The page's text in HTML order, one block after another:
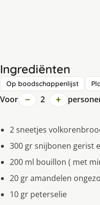
Ingrediënten
Op boodschappenlijst
Voor − 2 +
2 sneetjes
300 gr snĳbonen gerist
200 ml bouillon ( met
20 gr amandelen
10 gr peterselie